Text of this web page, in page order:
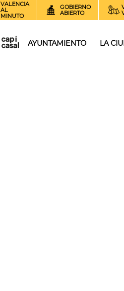
VALENCIA
AL
MINUTO
GOBIERNO
ABIERTO
AYUNTAMIENTO LA